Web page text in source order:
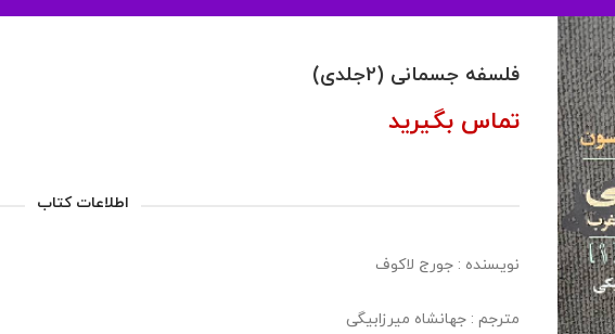
فلسفه جسمانی (2جلدی)
تماس بگیرید
اطلاعات کتاب
نویسنده : جورج لاکوف
مترجم : جهانشاه میرزابیگی